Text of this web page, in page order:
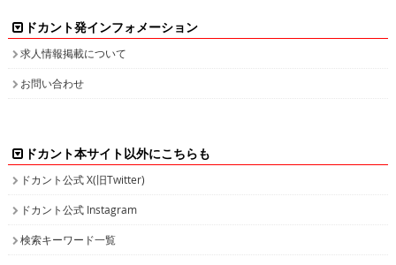
お問い合わせ
ドカント公式 Instagram